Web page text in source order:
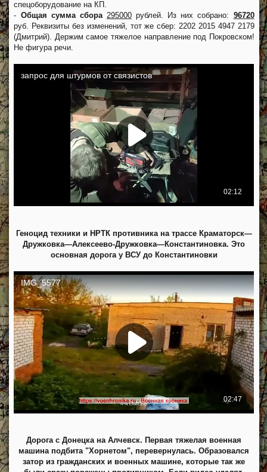
спецоборудование на КП.
- Общая сумма сбора 295000рублей. Из них собрано: 96720
руб. Реквизиты без изменений, тот же сбер: 2202 2015 4947 2179
(Дмитрий). Держим самое тяжелое направление под Покровском!
Не фигура речи.
Геноцид техники и НРТК противника на трассе Краматорск—
Дружковка—Алексеево-Дружковка—Константиновка. Это
основная дорога у ВСУ до Константиновки
Дорога с Донецка на Алчевск. Первая тяжелая военная
машина подбита "Хорнетом", перевернулась. Образовался
затор из гражданских и военных машине, которые так же